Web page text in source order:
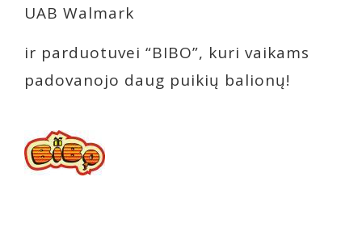
UAB Walmark
ir parduotuvei “BIBO”, kuri vaikams
padovanojo daug puikių balionų!